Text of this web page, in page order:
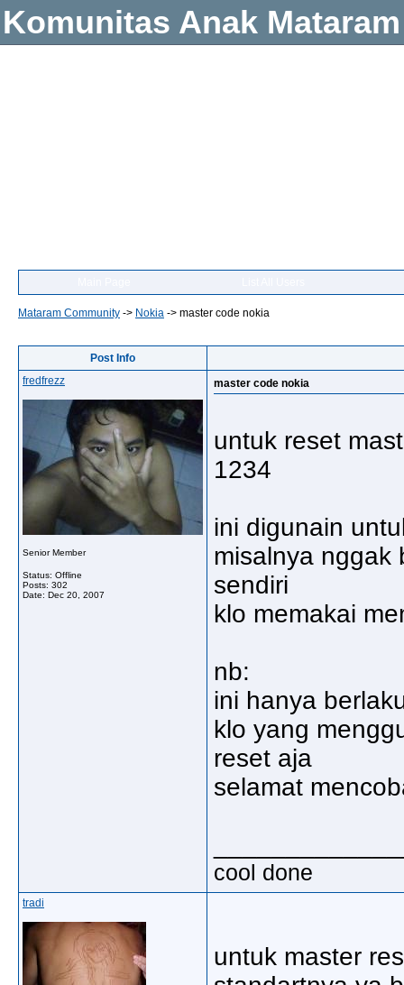
Komunitas Anak Mataram
Mataram Community -> Nokia -> master code nokia
Post Info
fredfrezz
Senior Member
Status: Offline
Posts: 302
Date: Dec 20, 2007
master code nokia
untuk reset
1234
ini digunain
misalnya nggak
sendiri
klo memakai
nb:
ini hanya
klo yang
reset aja
selamat
cool done
tradi
untuk master